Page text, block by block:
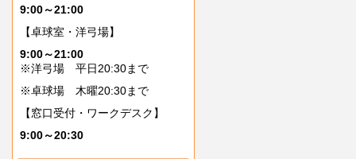
9:00～21:00
【卓球室・洋弓場】
9:00～21:00
※洋弓場 平日20:30まで
※卓球場 木曜20:30まで
【窓口受付・ワークデスク】
9:00～20:30